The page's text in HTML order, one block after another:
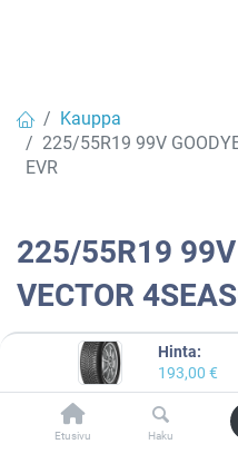
Hinta:
193,00 €
Etusivu Haku
Kauppa
225/55R19 99V
EVR
225/55R19 99V
VECTOR
EAN:4038526055811
Tällä tuotteella ei ole